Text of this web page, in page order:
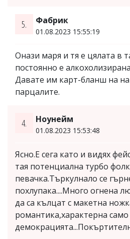
5. Фабрик
01.08.2023 15:55:19
Онази маря и тя е цялата в
постоянно е
Давате им карт-бланш на
парцалите.
4. Ноунейм
01.08.2023 15:53:48
Ясно.Е сега като и видях
тая потенциална турбо фолк
певачка.Търкулнало се
похлупака....Много огнена
да са кълцат с макетна
романтика,характерна само